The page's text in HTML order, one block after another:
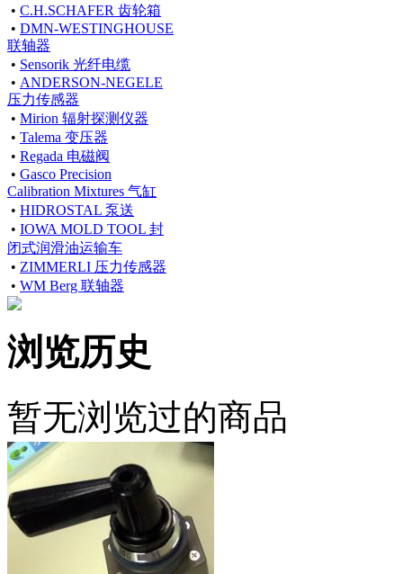
• C.H.SCHAFER 齿轮箱
• DMN-WESTINGHOUSE
联轴器
• Sensorik 光纤电缆
• ANDERSON-NEGELE
压力传感器
• Mirion 辐射探测仪器
• Talema 变压器
• Regada 电磁阀
• Gasco Precision
Calibration Mixtures 气缸
• HIDROSTAL 泵送
• IOWA MOLD TOOL 封
闭式润滑油运输车
• ZIMMERLI 压力传感器
• WM Berg 联轴器
浏览历史
暂无浏览过的商品